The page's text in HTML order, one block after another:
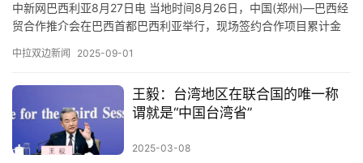
中新网巴西利亚8月27日电 当地时间8月26日，中国(郑州)—巴西经
贸合作推介会在巴西首都巴西利亚举行，现场签约合作项目累计金
中拉双边新闻 2025-09-01
王毅：台湾地区在联合国的唯一称
谓就是“中国台湾省”
2025-03-08